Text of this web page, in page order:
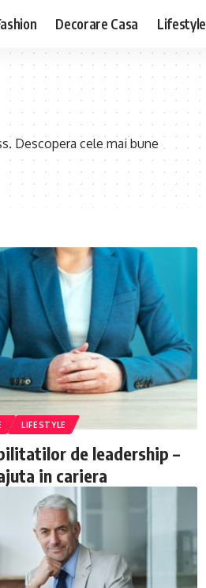
Decorare Casa Lifestyle
Descopera cele mai bune
LIFESTYLE
de leadership –
in cariera